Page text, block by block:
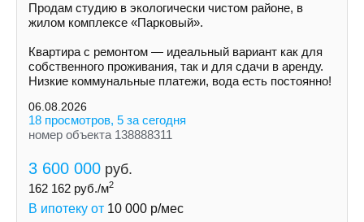
Продам студию в экологически чистом районе, в
жилом комплексе «Парковый».
Квартира с ремонтом — идеальный вариант как для
собственного проживания, так и для сдачи в аренду.
Низкие коммунальные платежи, вода есть постоянно!
06.08.2026
18 просмотров, 5 за сегодня
номер объекта 138888311
3 600 000 руб.
162 162 руб./м2
В ипотеку от 10 000 р/мес